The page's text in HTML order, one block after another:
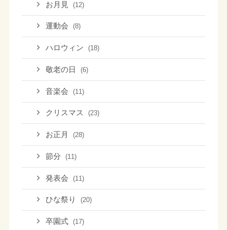
お月見 (12)
運動会 (8)
ハロウィン (18)
敬老の日 (6)
音楽会 (11)
クリスマス (23)
お正月 (28)
節分 (11)
発表会 (11)
ひな祭り (20)
卒園式 (17)